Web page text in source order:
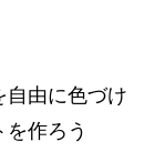
自由に色づけ
作ろう